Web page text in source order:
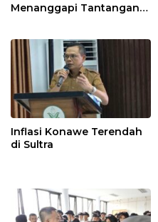
Menanggapi Tantangan
Inflasi Konawe Terendah
di Sultra